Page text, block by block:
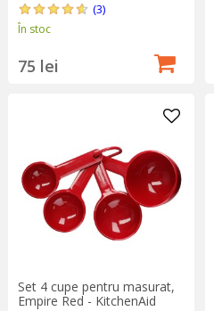
(3)
În stoc
75 lei
Set 4 cupe pentru masurat,
Empire Red - KitchenAid